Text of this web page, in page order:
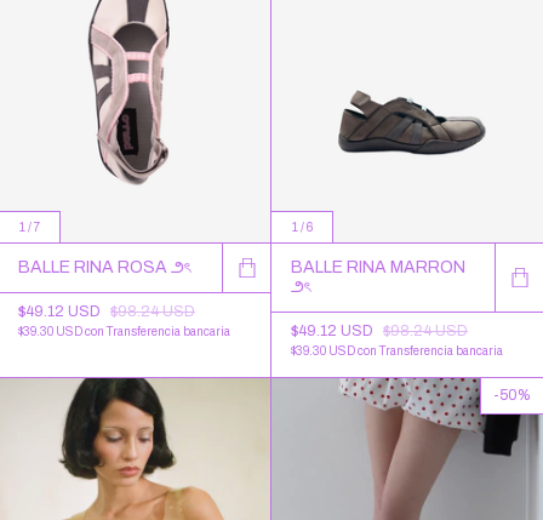
1 /7
BALLE RINA ROSA ౨ৎ
$49.12 USD $98.24 USD
$39.30 USDcon Transferencia bancaria
1 /6
BALLE RINA MARRON
౨ৎ
$49.12 USD $98.24 USD
$39.30 USDcon Transferencia bancaria
-50%